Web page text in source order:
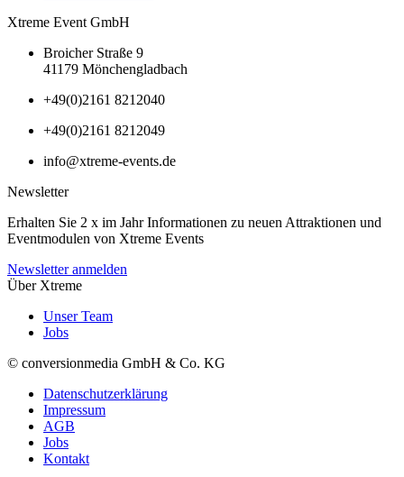
Xtreme Event GmbH
Broicher Straße 9
41179 Mönchengladbach
+49(0)2161 8212040
+49(0)2161 8212049
info@xtreme-events.de
Newsletter
Erhalten Sie 2 x im Jahr Informationen zu neuen Attraktionen und
Eventmodulen von Xtreme Events
Newsletter anmelden
Über Xtreme
Unser Team
Jobs
© conversionmedia GmbH & Co. KG
Datenschutzerklärung
Impressum
AGB
Jobs
Kontakt